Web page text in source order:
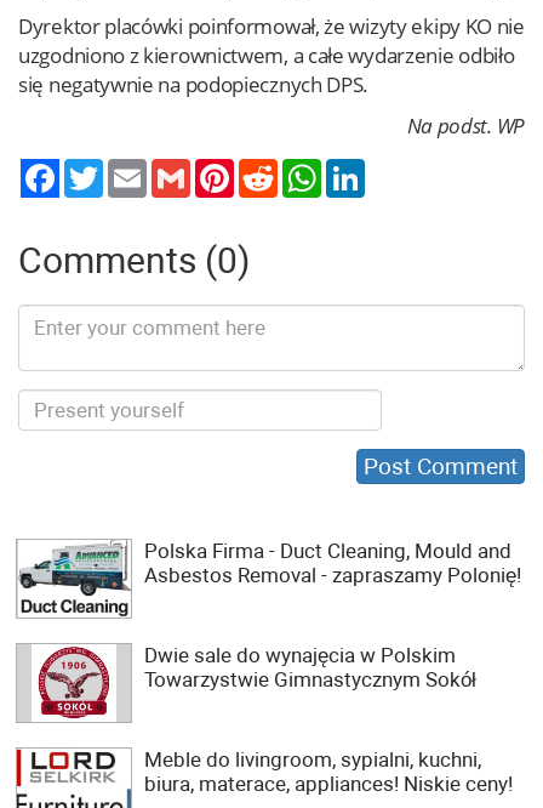
Dyrektor placówki poinformował, że wizyty ekipy KO nie
uzgodniono z kierownictwem, a całe wydarzenie odbiło
się negatywnie na podopiecznych DPS.
Na podst. WP
TwitterEmail Gmail PinterestReddit WhatsApp
Comments (0)
Polska Firma - Duct Cleaning, Mould and
Asbestos Removal - zapraszamy Polonię!
Dwie sale do wynajęcia w Polskim
Towarzystwie Gimnastycznym Sokół
Meble do livingroom, sypialni, kuchni,
biura, materace, appliances! Niskie ceny!